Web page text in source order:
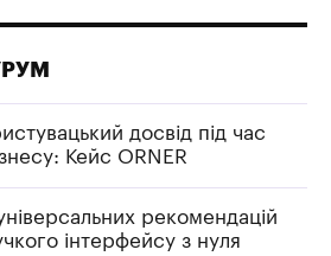
досвід під час
Кейс ORNER
рекомендацій
інтерфейсу з нуля